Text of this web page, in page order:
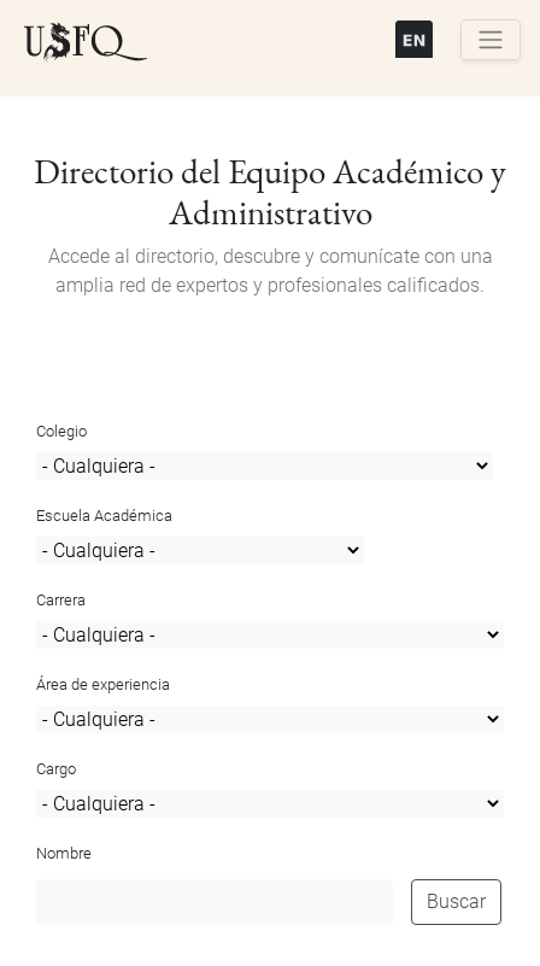
Directorio del Equipo Académico y
Administrativo
Accede al directorio, descubre y comunícate con una
amplia red de expertos y profesionales calificados.
Colegio
Escuela Académica
Carrera
Área de experiencia
Cargo
Nombre
Buscar